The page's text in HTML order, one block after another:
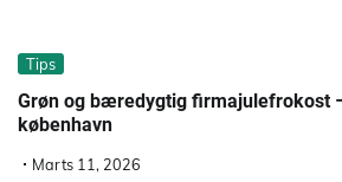
Tips
Grøn og bæredygtig firmajulefrokost
københavn
Marts 11, 2026